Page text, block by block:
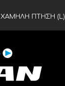
ΧΑΜΗΛΗ ΠΤΗΣΗ (L)